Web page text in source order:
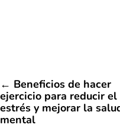
← Beneficios de hacer
ejercicio para reducir el
estrés y mejorar la
mental